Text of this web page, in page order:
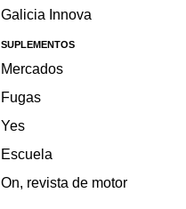
Galicia Innova
SUPLEMENTOS
Mercados
Fugas
Yes
Escuela
On, revista de motor